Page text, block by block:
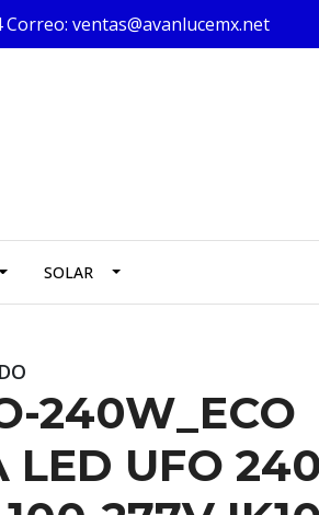
ventas@avanlucemx.net
SOLAR
240W_ECO
LED UFO